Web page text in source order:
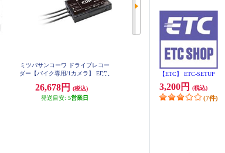
【ETC】 ETC-SETUP
3,200円 (税込)
(7件)
ミツバサンコーワ ドライブレコー
ダー【バイク専用/1カメラ】 EDR-
26,678円
(税込)
発送目安: 5営業日
レクト接続ケーブル KWX-N001E
2,696円(税込)
80円分ポイント還元